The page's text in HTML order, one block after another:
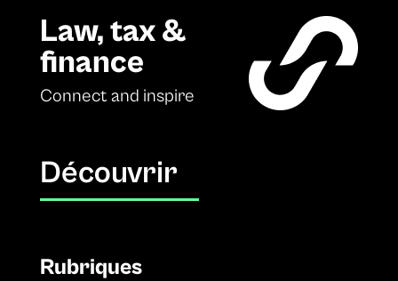
Law, tax &
finance
Connect and inspire
Découvrir
Rubriques